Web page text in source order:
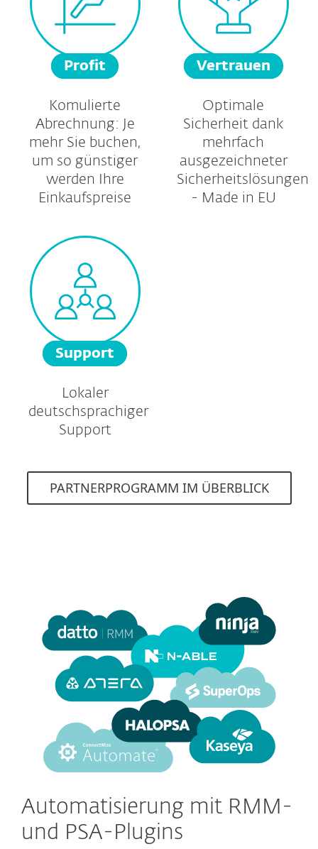
Profit
Komulierte
Abrechnung: Je
mehr Sie buchen,
um so günstiger
werden Ihre
Einkaufspreise
Vertrauen
Optimale
Sicherheit dank
mehrfach
ausgezeichneter
Sicherheitslösungen
- Made in EU
Support
Lokaler
deutschsprachiger
Support
PARTNERPROGRAMM IM ÜBERBLICK
Automatisierung mit RMM-
und PSA-Plugins